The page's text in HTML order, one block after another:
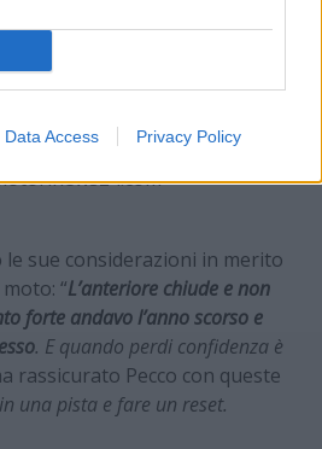
Data Access Privacy Policy
a un passo dal nono titolo
confronto con Pecco Bagnaia –
le sue considerazioni in merito
“L’anteriore chiude e non
forte andavo l’anno scorso e
. E quando perdi confidenza è
rassicurato Pecco con queste
una pista e fare un reset.